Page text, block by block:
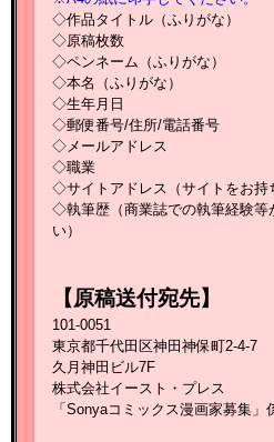
◇作品タイトル（ふりがな）
◇原稿枚数
◇ペンネーム（ふりがな）
◇本名（ふりがな）
◇生年月日
◇郵便番号/住所/電話番号
◇メールアドレス
◇職業
◇サイトアドレス（サイトをお持
◇執筆歴（商業誌での執筆経験等
い）
【原稿送付宛先】
101-0051
東京都千代田区神田神保町2-4-7
久月神田ビル7F
株式会社イースト・プレス
「Sonyaコミックス漫画家募集」